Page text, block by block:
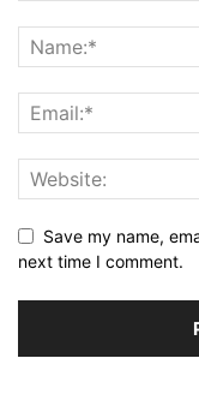
Save my name,
next time I comment.